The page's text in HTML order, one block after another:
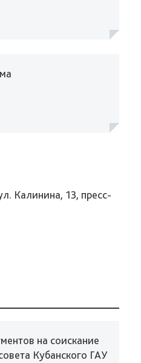
Калинина, 13, пресс-
на соискание
Кубанского ГАУ